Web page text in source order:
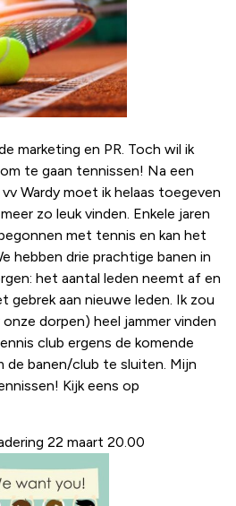
marketing en PR. Toch wil ik
te gaan tennissen! Na een
Wardy moet ik helaas toegeven
zo leuk vinden. Enkele jaren
met tennis en kan het
hebben drie prachtige banen in
het aantal leden neemt af en
gebrek aan nieuwe leden. Ik zou
dorpen) heel jammer vinden
club ergens de komende
de banen/club te sluiten. Mijn
Kijk eens op
22 maart 20.00